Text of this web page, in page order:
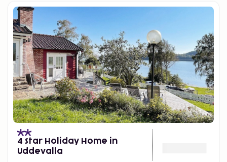
4 Star Holiday Home in
Uddevalla